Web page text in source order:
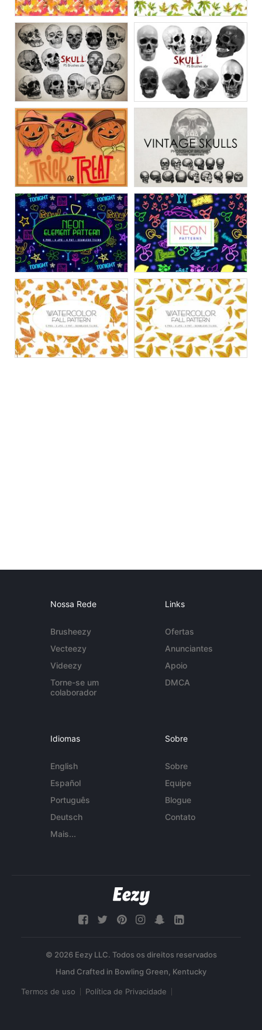
Nossa Rede
Brusheezy
Vecteezy
Videezy
Torne-se um
colaborador
Links
Ofertas
Anunciantes
Apoio
DMCA
Idiomas
English
Español
Português
Deutsch
Mais...
Sobre
Sobre
Equipe
Blogue
Contato
© 2026 Eezy LLC. Todos os direitos reservados
Termos de uso Política de Privacidade